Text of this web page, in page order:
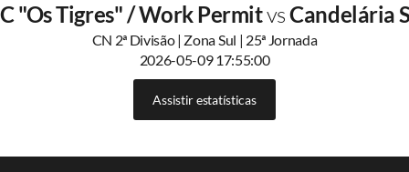
"Os Tigres" / Work PermitvsCandelária
CN 2ª Divisão | Zona Sul | 25ª Jornada
2026-05-09 17:55:00
Assistir estatísticas